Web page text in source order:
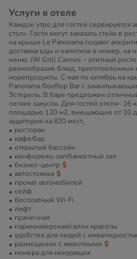
Услуги в отеле
Каждое утро для гостей сервируется
стол». Гости могут заказать стейк в
на крыше Le Panorama подают
доставка еды и напитков в номер, на
меню. JW Grill Cannes – элитный
разнообразие блюд,
морепродукты. С мая по октябрь на
Panorama Rooftop Bar с
Эстерель. В баре предложен
легких закусок. Для гостей отеля–
площадью 120 м2, вмещающие от 10
аудитория на 820 мест.
ресторан
кафе/бар
открытый бассейн
конференц-зал/банкетный зал
бизнес-центр
автостоянка
прокат автомобилей
сейф
бесплатный Wi-Fi
лифт
прачечная
парикмахерская/салон красоты
удобства для людей с
размещение с животными
номера для некурящих